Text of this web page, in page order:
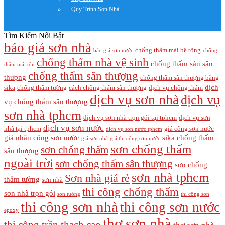
Quy Trình Sơn Nhà
Tìm Kiếm Nổi Bật
báo giá sơn nhà báo giá sơn nước chống thấm mái bê tông chống
thấm mái tôn chống thấm nhà vệ sinh chống thấm sàn sân
thượng chống thấm sân thượng chống thấm sân thượng bằng
sika chống thấm tường cách chống thấm sân thượng dịch vụ chống thấm dịch
vụ chống thấm sân thượng dịch vụ sơn nhà dịch vụ
sơn nhà tphcm dịch vụ sơn nhà trọn gói tại tphcm dịch vụ sơn
nhà tại tphcm dịch vụ sơn nước dịch vụ sơn nước tphcm giá công sơn nước
giá nhân công sơn nước giá sơn nhà giá thi công sơn nước sika chống thấm
sân thượng sơn chống thấm sơn chống thấm
ngoài trời sơn chống thấm sân thượng sơn chống
thấm tường sơn nhà Sơn nhà giá rẻ sơn nhà tphcm
sơn nhà trọn gói sơn tường thi công chống thấm thi công sơn
epoxy thi công sơn nhà thi công sơn nước